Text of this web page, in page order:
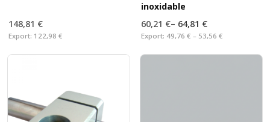
148,81 €
Export: 122,98 €
inoxidable
60,21 €– 64,81 €
Export: 49,76 € – 53,56 €